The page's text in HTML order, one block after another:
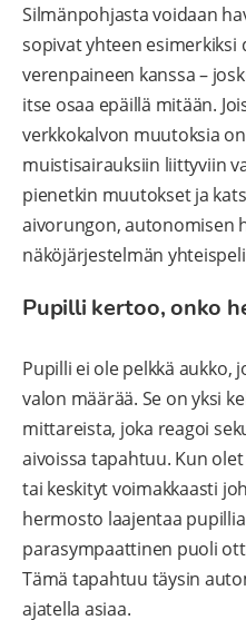
Silmänpohjasta voidaan
sopivat yhteen
verenpaineen kanssa –
itse osaa epäillä mitään.
verkkokalvon muutoksia
muistisairauksiin liittyviin
pienetkin muutokset ja
aivorungon, autonomisen
näköjärjestelmän
Pupilli kertoo, onko
Pupilli ei ole pelkkä aukko,
valon määrää. Se on yksi
mittareista, joka reagoi
aivoissa tapahtuu. Kun
tai keskityt voimakkaasti
hermosto laajentaa
parasympaattinen puoli
Tämä tapahtuu täysin
ajatella asiaa.